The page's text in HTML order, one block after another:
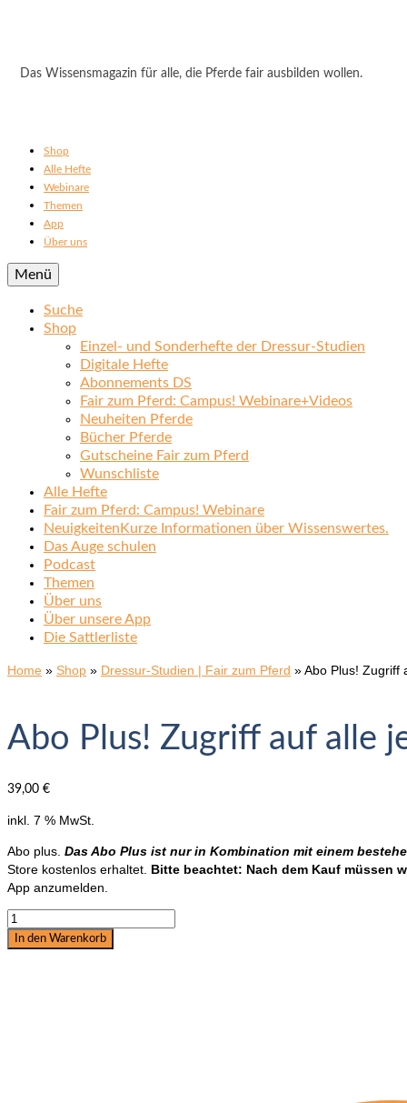
Das Wissensmagazin für alle, die Pferde fair ausbilden wollen.
Shop
Alle Hefte
Webinare
Themen
App
Über uns
Menü
Suche
Shop
Einzel- und Sonderhefte der Dressur-Studien
Digitale Hefte
Abonnements DS
Fair zum Pferd: Campus! Webinare+Videos
Neuheiten Pferde
Bücher Pferde
Gutscheine Fair zum Pferd
Wunschliste
Alle Hefte
Fair zum Pferd: Campus! Webinare
Neuigkeiten Kurze Informationen über Wissenswertes.
Das Auge schulen
Podcast
Themen
Über uns
Über unsere App
Die Sattlerliste
Home » Shop » Dressur-Studien | Fair zum Pferd »Abo Plus! Zugriff
Abo Plus! Zugriff auf alle
39,00 €
inkl. 7 % MwSt.
Abo plus. Das Abo Plus ist nur in Kombination mit einem
Store kostenlos erhaltet. Bitte beachtet: Nach dem Kauf müssen
App anzumelden.
Abo
Plus!
Zugriff
In den Warenkorb